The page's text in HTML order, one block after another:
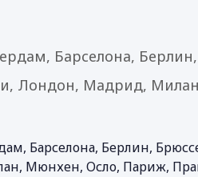
Барселона,
Лондон, Мадрид,
Барселона, Берлин,
Мюнхен, Осло, Париж,